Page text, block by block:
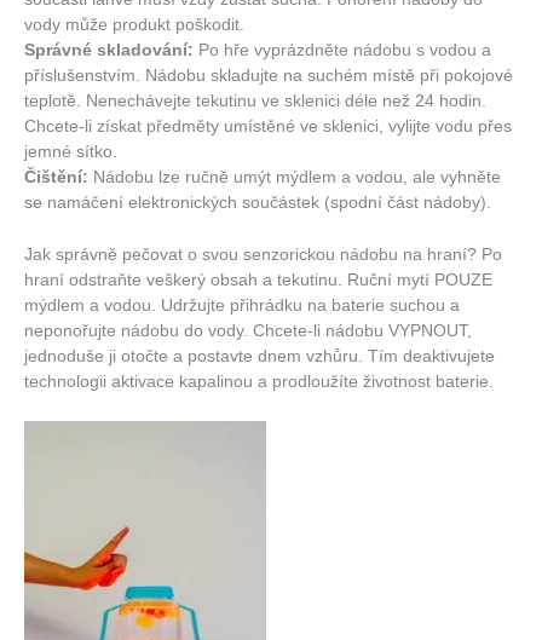
vody může produkt poškodit.
Správné skladování: Po hře vyprázdněte nádobu s vodou a
příslušenstvím. Nádobu skladujte na suchém místě při pokojové
teplotě. Nenechávejte tekutinu ve sklenici déle než 24 hodin.
Chcete-li získat předměty umístěné ve sklenici, vylijte vodu přes
jemné sítko.
Čištění: Nádobu lze ručně umýt mýdlem a vodou, ale vyhněte
se namáčení elektronických součástek (spodní část nádoby).
Jak správně pečovat o svou senzorickou nádobu na hraní? Po
hraní odstraňte veškerý obsah a tekutinu. Ruční mytí POUZE
mýdlem a vodou. Udržujte přihrádku na baterie suchou a
neponořujte nádobu do vody. Chcete-li nádobu VYPNOUT,
jednoduše ji otočte a postavte dnem vzhůru. Tím deaktivujete
technologii aktivace kapalinou a prodloužíte životnost baterie.